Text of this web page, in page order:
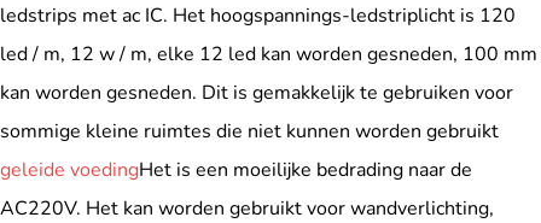
ledstrips met ac IC. Het hoogspannings-ledstriplicht is 120
led / m, 12 w / m, elke 12 led kan worden gesneden, 100 mm
kan worden gesneden. Dit is gemakkelijk te gebruiken voor
sommige kleine ruimtes die niet kunnen worden gebruikt
geleide voedingHet is een moeilijke bedrading naar de
AC220V. Het kan worden gebruikt voor wandverlichting,